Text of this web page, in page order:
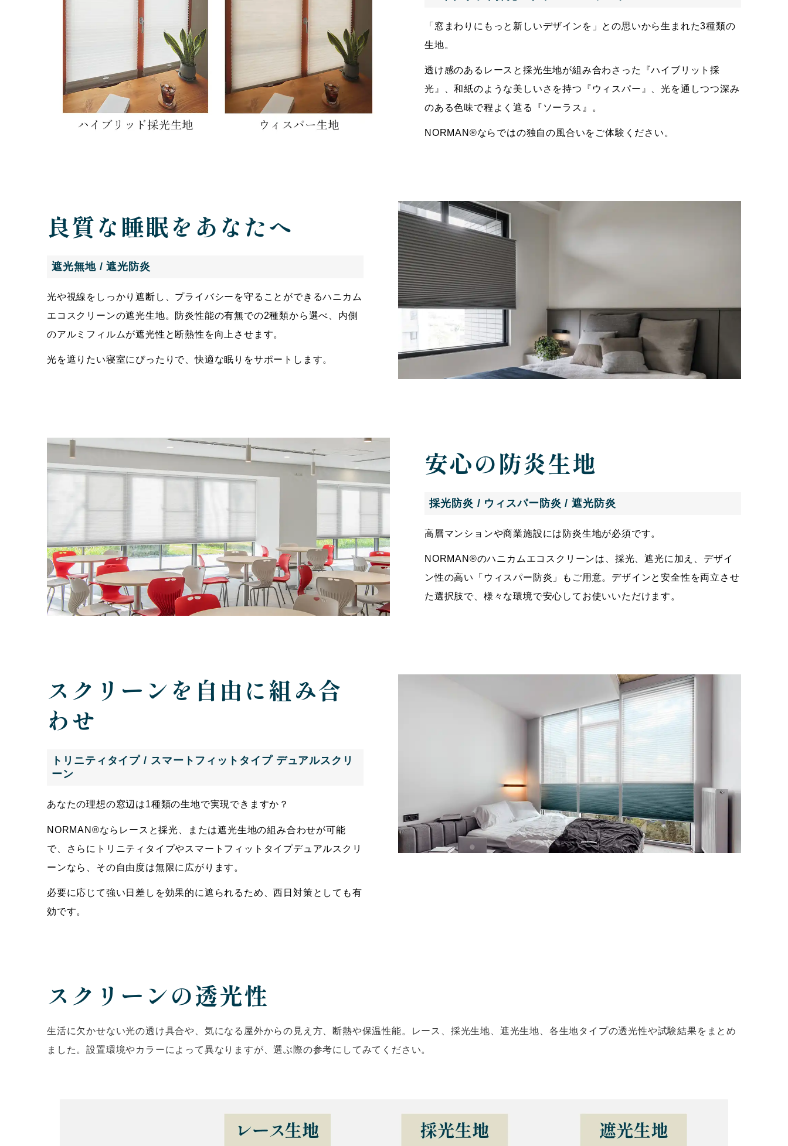
「窓まわりにもっと新しいデザインを」との思いから生まれた3種類の
生地。
透け感のあるレースと採光生地が組み合わさった『ハイブリット採
光』、和紙のような美しいさを持つ『ウィスパー』、光を通しつつ深み
のある色味で程よく遮る『ソーラス』。
NORMAN®ならではの独自の風合いをご体験ください。
良質な睡眠をあなたへ
遮光無地 / 遮光防炎
光や視線をしっかり遮断し、プライバシーを守ることができるハニカム
エコスクリーンの遮光生地。防炎性能の有無での2種類から選べ、内側
のアルミフィルムが遮光性と断熱性を向上させます。
光を遮りたい寝室にぴったりで、快適な眠りをサポートします。
安心の防炎生地
採光防炎 / ウィスパー防炎 / 遮光防炎
高層マンションや商業施設には防炎生地が必須です。
NORMAN®のハニカムエコスクリーンは、採光、遮光に加え、デザイ
ン性の高い「ウィスパー防炎」もご用意。デザインと安全性を両立させ
た選択肢で、様々な環境で安心してお使いいただけます。
スクリーンを自由に組み合
わせ
トリニティタイプ / スマートフィットタイプ デュアルスクリ
ーン
あなたの理想の窓辺は1種類の生地で実現できますか？
NORMAN®ならレースと採光、または遮光生地の組み合わせが可能
で、さらにトリニティタイプやスマートフィットタイプデュアルスクリ
ーンなら、その自由度は無限に広がります。
必要に応じて強い日差しを効果的に遮られるため、西日対策としても有
効です。
スクリーンの透光性
生活に欠かせない光の透け具合や、気になる屋外からの見え方、断熱や保温性能。レース、採光生地、遮光生地、各生地タイプの透光性や試験結果をまとめ
ました。設置環境やカラーによって異なりますが、選ぶ際の参考にしてみてください。